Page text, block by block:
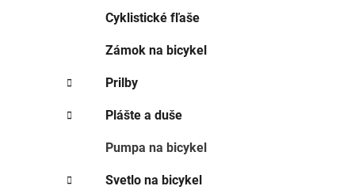
Cyklistické fľaše
Zámok na bicykel
Prilby
Plášte a duše
Pumpa na bicykel
Svetlo na bicykel